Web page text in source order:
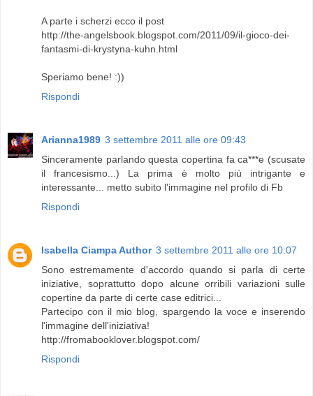
A parte i scherzi ecco il post
http://the-angelsbook.blogspot.com/2011/09/il-gioco-dei-
fantasmi-di-krystyna-kuhn.html
Speriamo bene! :))
Rispondi
Arianna1989 3 settembre 2011 alle ore 09:43
Sinceramente parlando questa copertina fa ca***e (scusate
il francesismo...) La prima è molto più intrigante e
interessante... metto subito l'immagine nel profilo di Fb
Rispondi
Isabella Ciampa Author 3 settembre 2011 alle ore 10:07
Sono estremamente d'accordo quando si parla di certe
iniziative, soprattutto dopo alcune orribili variazioni sulle
copertine da parte di certe case editrici...
Partecipo con il mio blog, spargendo la voce e inserendo
l'immagine dell'iniziativa!
http://fromabooklover.blogspot.com/
Rispondi